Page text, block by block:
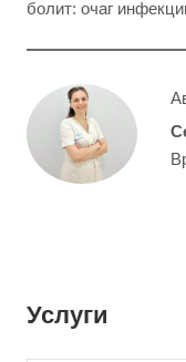
болит: очаг
Услуги